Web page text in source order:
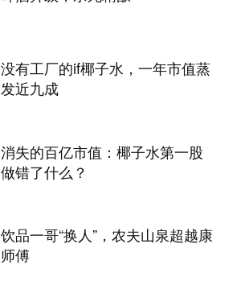
没有工厂的if椰子水，一年市值蒸
发近九成
消失的百亿市值：椰子水第一股
做错了什么？
饮品一哥“换人”，农夫山泉超越康
师傅